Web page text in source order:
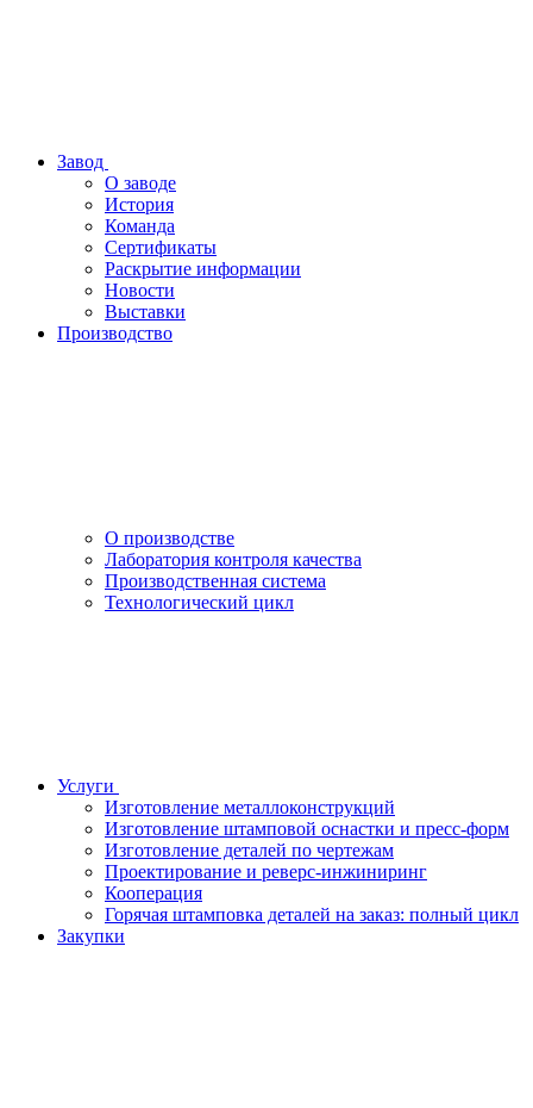
Завод
О заводе
История
Команда
Сертификаты
Раскрытие информации
Новости
Выставки
Производство
О производстве
Лаборатория контроля качества
Производственная система
Технологический цикл
Услуги
Изготовление металлоконструкций
Изготовление штамповой оснастки и пресс-форм
Изготовление деталей по чертежам
Проектирование и реверс-инжиниринг
Кооперация
Горячая штамповка деталей на заказ: полный цикл
Закупки